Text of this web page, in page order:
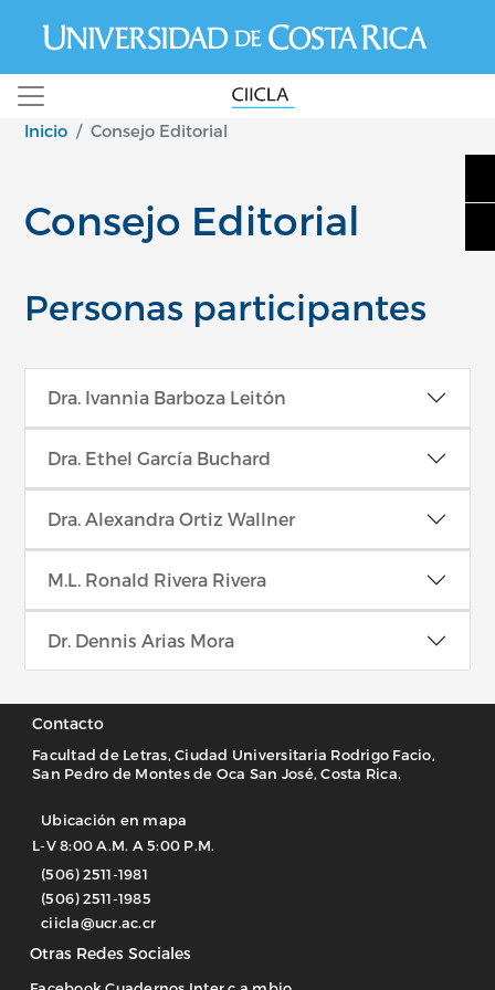
Inicio Consejo Editorial
Consejo Editorial
Personas participantes
Dra. Ivannia Barboza Leitón
Dra. Ethel García Buchard
Dra. Alexandra Ortiz Wallner
M.L. Ronald Rivera Rivera
Dr. Dennis Arias Mora
Contacto
Facultad de Letras, Ciudad Universitaria Rodrigo Facio,
San Pedro de Montes de Oca San José, Costa Rica.
Ubicación en mapa
L-V 8:00 A.M. A 5:00 P.M.
(506) 2511-1981
(506) 2511-1985
ciicla@ucr.ac.cr
Otras Redes Sociales